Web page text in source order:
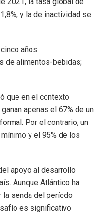
y la de inactividad se
años
de alimentos-bebidas;
que en el contexto
apenas el 67% de un
Por el contrario, un
y el 95% de los
apoyo al desarrollo
Aunque Atlántico ha
la senda del período
es significativo